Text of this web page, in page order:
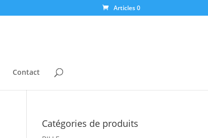
Articles 0
Contact
Catégories de produits